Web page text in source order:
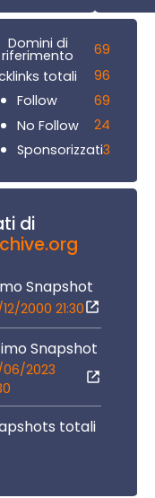
Domini di
riferimento
69
totali
96
Follow
69
No Follow
24
Sponsorizzati3
di
Snapshot
2000 21:30
Snapshot
2023
totali